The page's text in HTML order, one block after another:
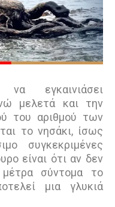
εγκαινιάσει
μελετά και την
του αριθμού των
το νησάκι, ίσως
συγκεκριμένες
είναι ότι αν δεν
σύντομα το
μια γλυκιά